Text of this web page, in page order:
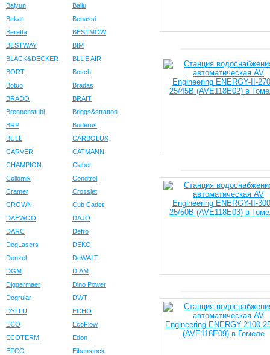
Baiyun
Ballu
Bekar
Benassi
Beretta
BESTMOW
BESTWAY
BIM
BLACK&DECKER
BLUE AIR
BORT
Bosch
Botuo
Bradas
BRADO
BRAIT
Brennenstuhl
Briggs&stratton
BRP
Buderus
BULL
CARBOLUX
CARVER
CATMANN
CHAMPION
Claber
Collomix
Condtrol
Cramer
Crossjet
CROWN
Cub Cadet
DAEWOO
DAJO
DARC
Defro
DegLasers
DEKO
Denzel
DeWALT
DGM
DIAM
Diggermaer
Dino Power
Dogrular
DWT
DYLLU
ECHO
ECO
EcoFlow
ECOTERM
Edon
EFCO
Eibenstock